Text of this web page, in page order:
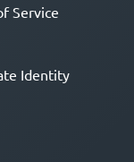
Service
Identity